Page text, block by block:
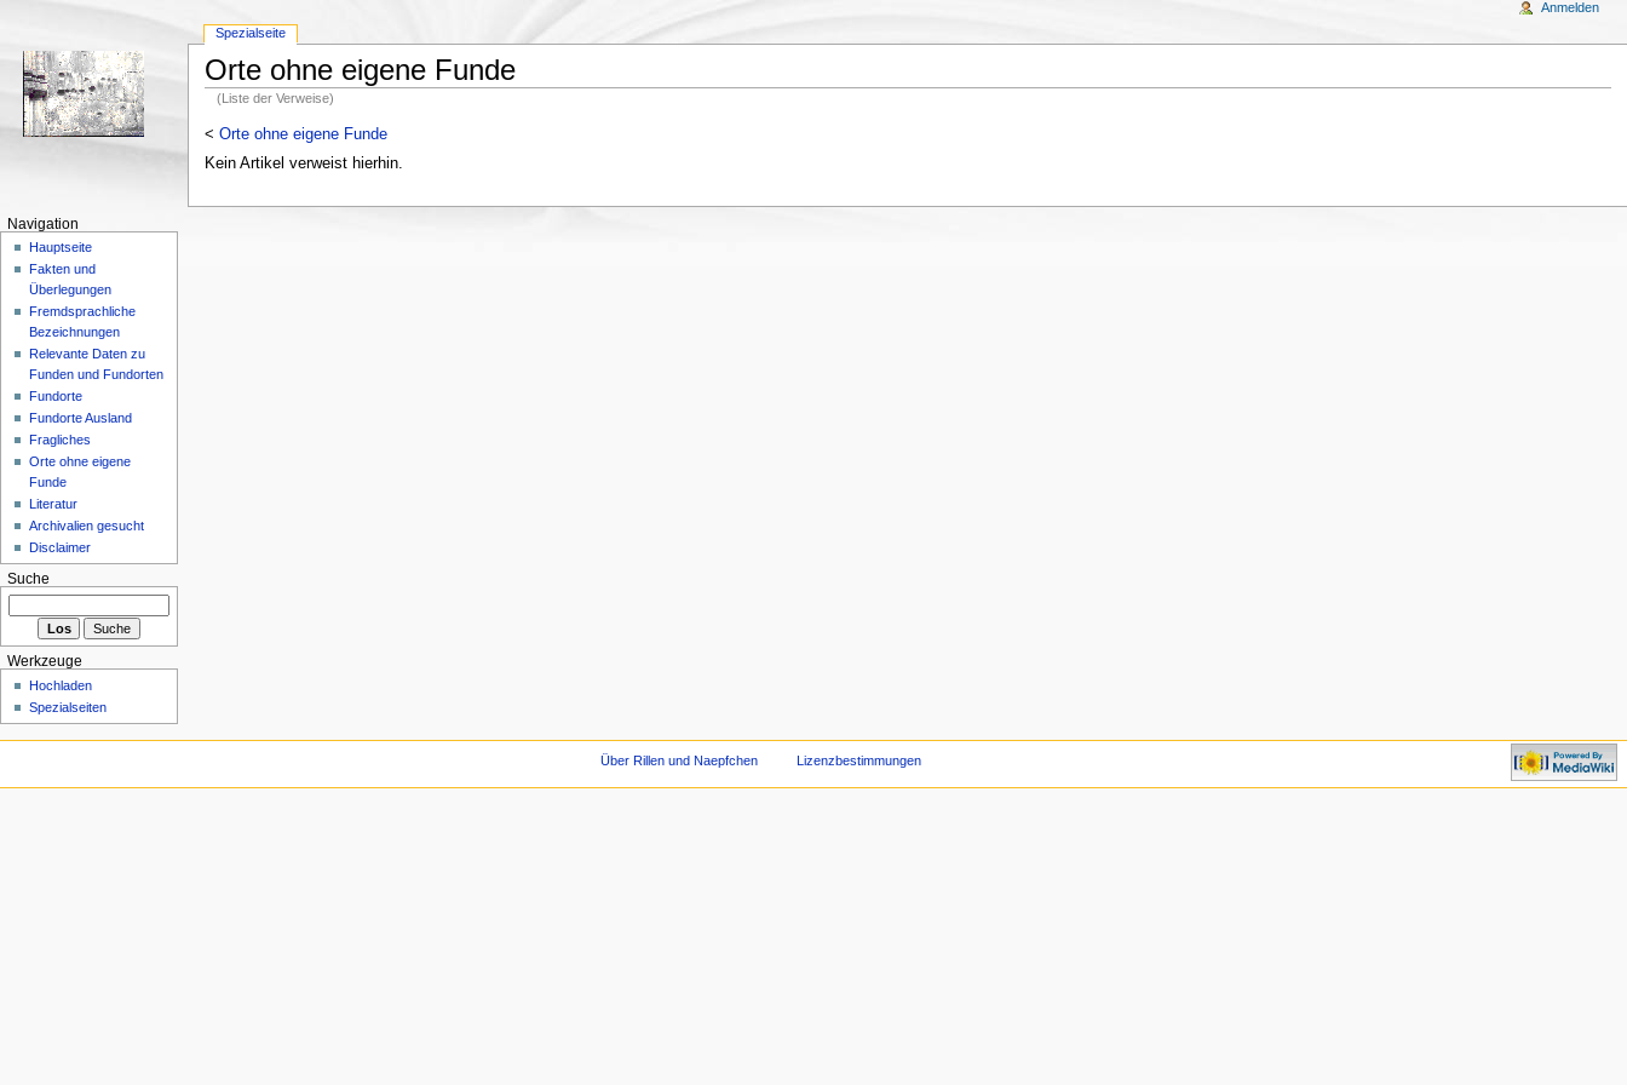
Orte ohne eigene Funde
(Liste der Verweise)
< Orte ohne eigene Funde
Kein Artikel verweist hierhin.
Spezialseite
Anmelden
Navigation
Hauptseite
Fakten und
Überlegungen
Fremdsprachliche
Bezeichnungen
Relevante Daten zu
Funden und Fundorten
Fundorte
Fundorte Ausland
Fragliches
Orte ohne eigene
Funde
Literatur
Archivalien gesucht
Disclaimer
Suche
Werkzeuge
Hochladen
Spezialseiten
Über Rillen und Naepfchen Lizenzbestimmungen